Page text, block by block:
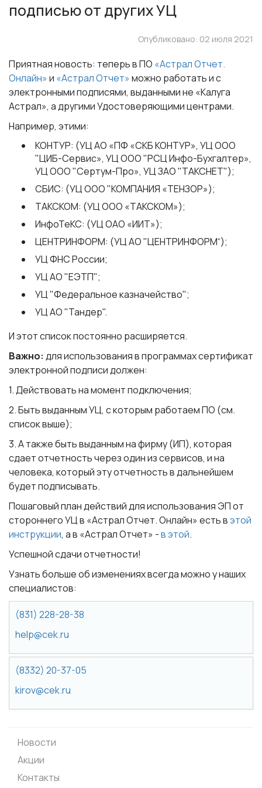
подписью от других УЦ
Опубликовано: 02 июля 2021
Приятная новость: теперь в ПО «Астрал Отчет.
Онлайн» и «Астрал Отчет» можно работать и с
электронными подписями, выданными не «Калуга
Астрал», а другими Удостоверяющими центрами.
Например, этими:
КОНТУР: (УЦ АО «ПФ «СКБ КОНТУР», УЦ ООО
"ЦИБ-Сервис», УЦ ООО "РСЦ Инфо-Бухгалтер»,
УЦ ООО "Сертум-Про», УЦ ЗАО "ТАКСНЕТ");
СБИС: (УЦ ООО "КОМПАНИЯ «ТЕНЗОР»);
ТАКСКОМ: (УЦ ООО «ТАКСКОМ»);
ИнфоТеКС: (УЦ ОАО «ИИТ»);
ЦЕНТРИНФОРМ: (УЦ АО "ЦЕНТРИНФОРМ“);
УЦ ФНС России;
УЦ АО "ЕЭТП";
УЦ "Федеральное казначейство";
УЦ АО "Тандер".
И этот список постоянно расширяется.
Важно: для использования в программах сертификат
электронной подписи должен:
1. Действовать на момент подключения;
2. Быть выданным УЦ, с которым работаем ПО (см.
список выше);
3. А также быть выданным на фирму (ИП), которая
сдает отчетность через один из сервисов, и на
человека, который эту отчетность в дальнейшем
будет подписывать.
Пошаговый план действий для использования ЭП от
стороннего УЦ в «Астрал Отчет. Онлайн» есть вэтой
инструкции, а в «Астрал Отчет» -в этой.
Успешной сдачи отчетности!
Узнать больше об изменениях всегда можно у наших
специалистов:
(831) 228-28-38
help@cek.ru
(8332) 20-37-05
kirov@cek.ru
Новости
Акции
Контакты